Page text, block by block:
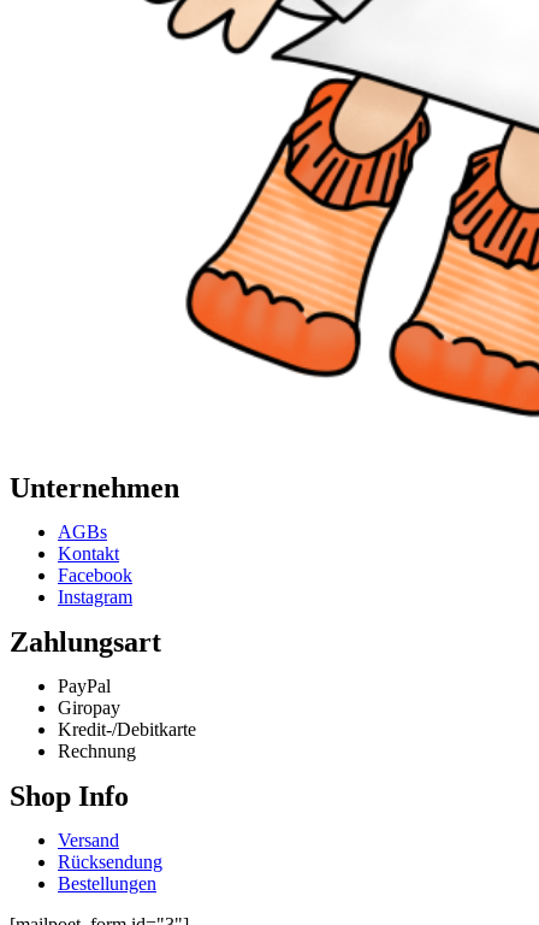
Unternehmen
AGBs
Kontakt
Facebook
Instagram
Zahlungsart
PayPal
Giropay
Kredit-/Debitkarte
Rechnung
Shop Info
Versand
Rücksendung
Bestellungen